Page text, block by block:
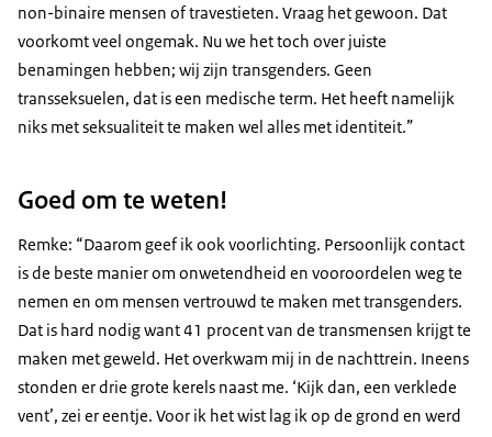
non-binaire mensen of travestieten. Vraag het gewoon. Dat
voorkomt veel ongemak. Nu we het toch over juiste
benamingen hebben; wij zijn transgenders. Geen
transseksuelen, dat is een medische term. Het heeft namelijk
niks met seksualiteit te maken wel alles met identiteit.”
Goed om te weten!
Remke: “Daarom geef ik ook voorlichting. Persoonlijk contact
is de beste manier om onwetendheid en vooroordelen weg te
nemen en om mensen vertrouwd te maken met transgenders.
Dat is hard nodig want 41 procent van de transmensen krijgt te
maken met geweld. Het overkwam mij in de nachttrein. Ineens
stonden er drie grote kerels naast me. ‘Kijk dan, een verklede
vent’, zei er eentje. Voor ik het wist lag ik op de grond en werd